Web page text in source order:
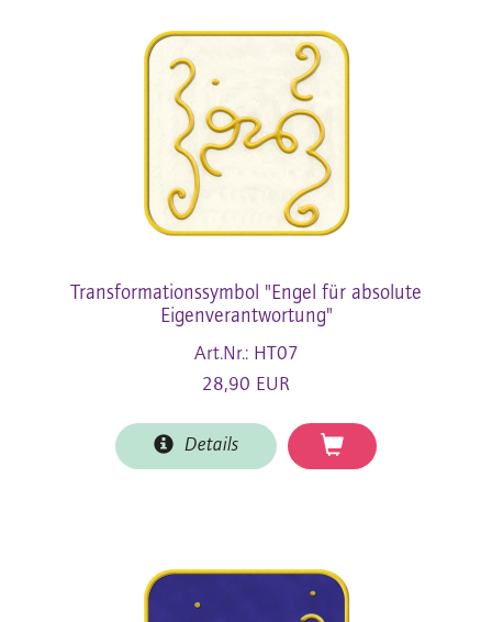
Transformationssymbol "Engel für absolute
Eigenverantwortung"
Art.Nr.: HT07
28,90 EUR
Details